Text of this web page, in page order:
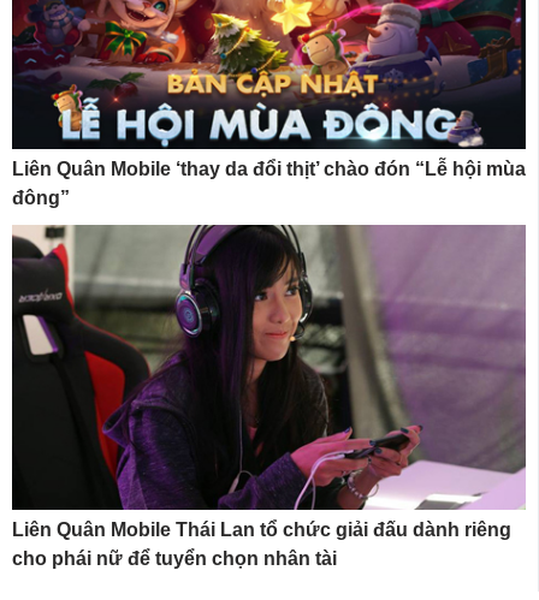
Liên Quân Mobile ‘thay da đổi thịt’ chào đón “Lễ hội mùa
đông”
Liên Quân Mobile Thái Lan tổ chức giải đấu dành riêng
cho phái nữ để tuyển chọn nhân tài